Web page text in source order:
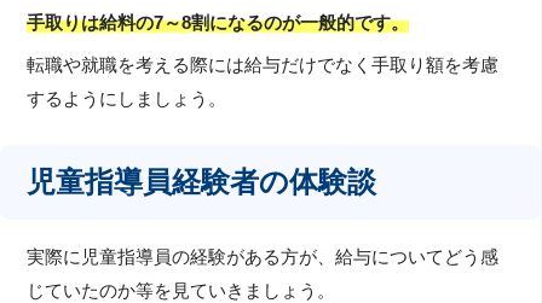
手取りは給料の7～8割になるのが一般的です。
転職や就職を考える際には給与だけでなく手取り額を考慮
するようにしましょう。
児童指導員経験者の体験談
実際に児童指導員の経験がある方が、給与についてどう感
じていたのか等を見ていきましょう。